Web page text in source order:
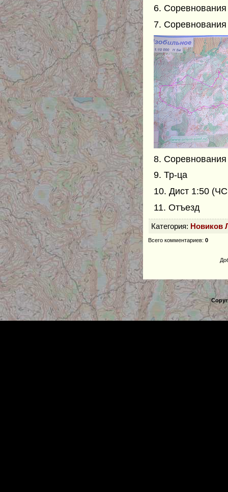
6. Соревнования
7. Соревнования
8. Соревнования
9. Тр-ца
10. Дист 1:50
11. Отъезд
Категория: Новиков
Всего комментариев: 0